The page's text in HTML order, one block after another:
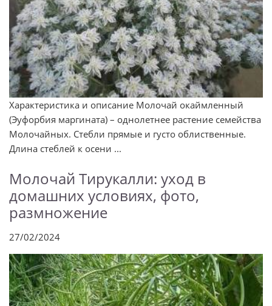
Характеристика и описание Молочай окаймленный
(Эуфорбия маргината) – однолетнее растение семейства
Молочайных. Стебли прямые и густо облиственные.
Длина стеблей к осени ...
Молочай Тирукалли: уход в
домашних условиях, фото,
размножение
27/02/2024